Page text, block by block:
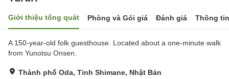
Giới thiệu tổng quát Phòng và Gói giá Đánh giá Thông
A 150-year-old folk guesthouse. Located about a one-minute walk
from Yunotsu Onsen.
Thành phố Oda, Tỉnh Shimane, Nhật Bản